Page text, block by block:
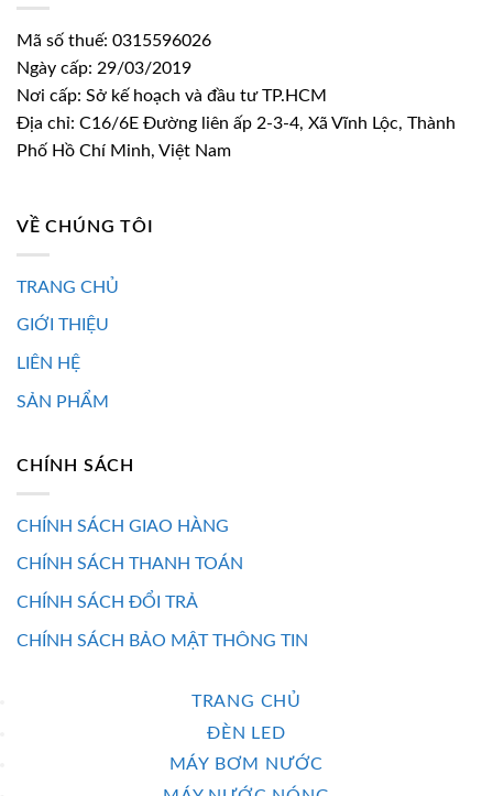
Mã số thuế: 0315596026
Ngày cấp: 29/03/2019
Nơi cấp: Sở kế hoạch và đầu tư TP.HCM
Địa chỉ: C16/6E Đường liên ấp 2-3-4, Xã Vĩnh Lộc, Thành
Phố Hồ Chí Minh, Việt Nam
VỀ CHÚNG TÔI
TRANG CHỦ
GIỚI THIỆU
LIÊN HỆ
SẢN PHẨM
CHÍNH SÁCH
CHÍNH SÁCH GIAO HÀNG
CHÍNH SÁCH THANH TOÁN
CHÍNH SÁCH ĐỔI TRẢ
CHÍNH SÁCH BẢO MẬT THÔNG TIN
TRANG CHỦ
ĐÈN LED
MÁY BƠM NƯỚC